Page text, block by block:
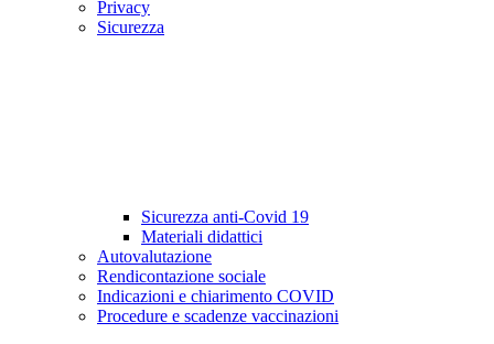
Privacy
Sicurezza
Sicurezza anti-Covid 19
Materiali didattici
Autovalutazione
Rendicontazione sociale
Indicazioni e chiarimento COVID
Procedure e scadenze vaccinazioni